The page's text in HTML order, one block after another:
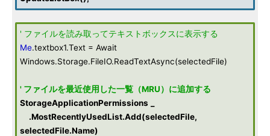
' ファイルを読み取ってテキストボックスに表示する
Me.textbox1.Text = Await
Windows.Storage.FileIO.ReadTextAsync(selectedFile)
' ファイルを最近使用した一覧（MRU）に追加する
StorageApplicationPermissions
.MostRecentlyUsedList.Add(selectedFile,
selectedFile.Name)